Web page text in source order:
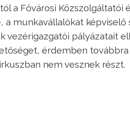
a Fővárosi Közszolgáltatói
a munkavállalókat
vezérigazgatói pályázatait
érdemben
nem vesznek részt.